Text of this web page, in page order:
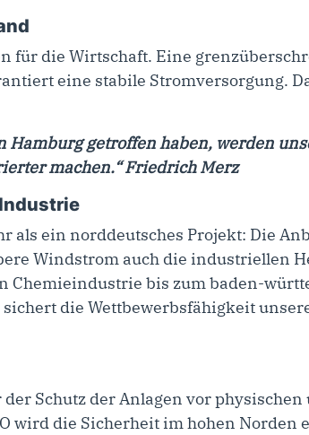
für die Wirtschaft. Eine
eine stabile Stromversorgung.
Hamburg getroffen haben, werden
machen.“ Friedrich Merz
als ein norddeutsches Projekt: Die
Windstrom auch die industriellen
Chemieindustrie bis zum baden-
die Wettbewerbsfähigkeit
Schutz der Anlagen vor
wird die Sicherheit im hohen Norden